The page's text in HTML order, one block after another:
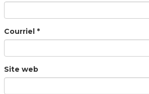
Courriel *
Site web